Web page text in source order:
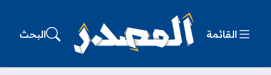
القائمة البحث